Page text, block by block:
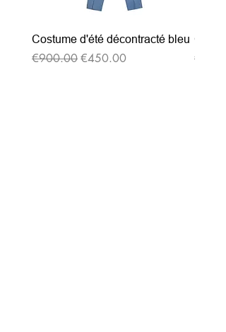
Costume d'été décontracté bleu
通常価格
€900.00セール価格
€450.00 通常価